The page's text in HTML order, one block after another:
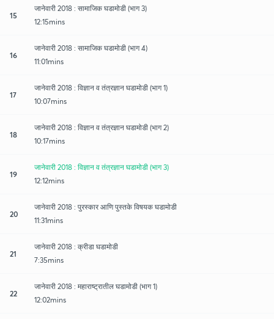
15
जानेवारी 2018 : सामाजिक घडामोडी (भाग 3)
12:15mins
16
जानेवारी 2018 : सामाजिक घडामोडी (भाग 4)
11:01mins
17
जानेवारी 2018 : विज्ञान व तंत्रज्ञान घडामोडी (भाग 1)
10:07mins
18
जानेवारी 2018 : विज्ञान व तंत्रज्ञान घडामोडी (भाग 2)
10:17mins
19
जानेवारी 2018 : विज्ञान व तंत्रज्ञान घडामोडी (भाग 3)
12:12mins
20
जानेवारी 2018 : पुरस्कार आणि पुस्तके विषयक घडामोडी
11:31mins
21
जानेवारी 2018 : क्रीडा घडामोडी
7:35mins
22
जानेवारी 2018 : महाराष्ट्रातील घडामोडी (भाग 1)
12:02mins